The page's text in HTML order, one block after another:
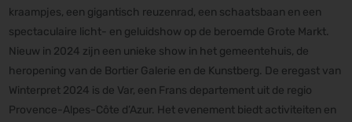
kraampjes, een gigantisch reuzenrad, een schaatsbaan en een
spectaculaire licht- en geluidshow op de beroemde Grote Markt.
Nieuw in 2024 zijn een unieke show in het gemeentehuis, de
heropening van de Bortier Galerie en de Kunstberg. De eregast van
Winterpret 2024 is de Var, een Frans departement uit de regio
Provence-Alpes-Côte d’Azur. Het evenement biedt activiteiten en